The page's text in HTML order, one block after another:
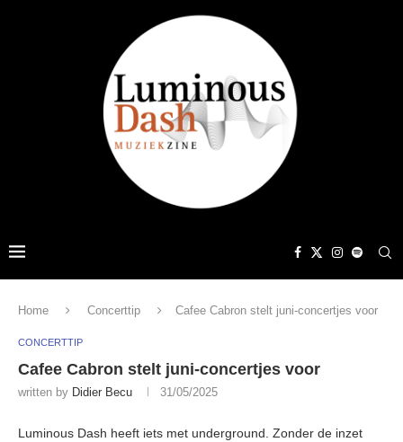
Home Concerttip Cafee Cabron stelt juni-concertjes voor
CONCERTTIP
Cafee Cabron stelt juni-concertjes voor
written by Didier Becu 31/05/2025
Luminous Dash heeft iets met underground. Zonder de inzet